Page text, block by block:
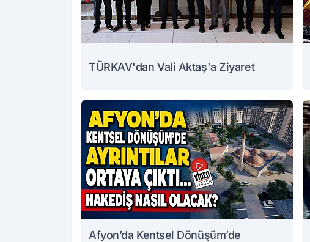
TÜRKAV'dan Vali Aktaş'a Ziyaret
Afyon’da Kentsel Dönüşüm’de